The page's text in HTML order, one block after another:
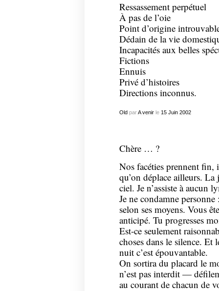
Ressassement perpétuel
À pas de l’oie
Point d’origine
Dédain de la vie
Incapacités aux belles
Fictions
Ennuis
Privé d’histoires
Directions inconnus.
OldparA venirle 15 Juin 2002
Chère … ?
Nos facéties prennent fin,
qu’on déplace ailleurs.
ciel. Je n’assiste à aucun
Je ne condamne
selon ses moyens. Vous
anticipé. Tu progresses
Est-ce seulement
choses dans le silence. Et
nuit c’est épouvantable.
On sortira du placard le
n’est pas interdit —
au courant de chacun de